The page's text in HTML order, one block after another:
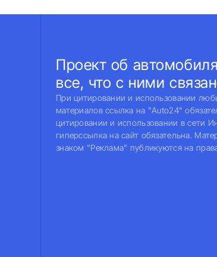
Проект об
все, что с ними
При цитировании и использовании
материалов ссылка на "Auto24"
цитировании и использовании в сети
гиперссылка на сайт обязательна.
знаком "Реклама" публикуются на